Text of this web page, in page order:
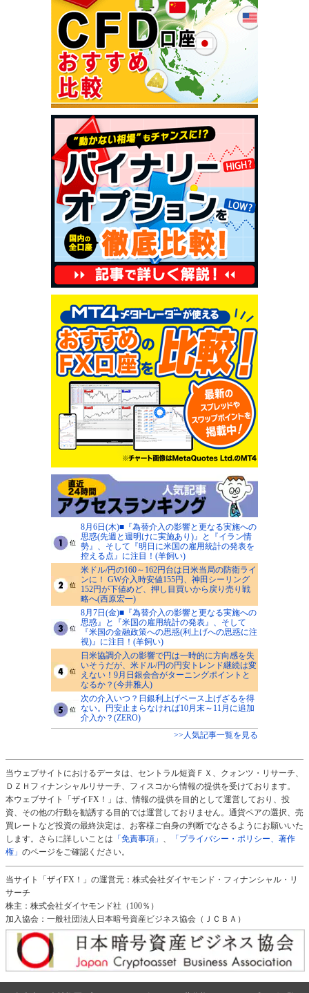
8月6日(木)■『為替介入の影響と更なる実施への
思惑(先週と週明けに実施あり)』と『イラン情
勢』、そして『明日に米国の雇用統計の発表を
控える点』に注目！(羊飼い)
米ドル/円の160～162円台は日米当局の防衛ライ
ンに！ GW介入時安値155円、神田シーリング
152円が下値めど、押し目買いから戻り売り戦
略へ(西原宏一)
8月7日(金)■『為替介入の影響と更なる実施への
思惑』と『米国の雇用統計の発表』、そして
『米国の金融政策への思惑(利上げへの思惑に注
視)』に注目！(羊飼い)
日米協調介入の影響で円は一時的に方向感を失
いそうだが、米ドル/円の円安トレンド継続は変
えない！9月日銀会合がターニングポイントと
なるか？(今井雅人)
次の介入いつ？日銀利上げペース上げざるを得
ない。円安止まらなければ10月末～11月に追加
介入か？(ZERO)
>>人気記事一覧を見る
当ウェブサイトにおけるデータは、セントラル短資ＦＸ、クォンツ・リサーチ、
ＤＺＨフィナンシャルリサーチ、フィスコから情報の提供を受けております。
本ウェブサイト「ザイFX！」は、情報の提供を目的として運営しており、投
資、その他の行動を勧誘する目的では運営しておりません。通貨ペアの選択、売
買レートなど投資の最終決定は、お客様ご自身の判断でなさるようにお願いいた
します。さらに詳しいことは 「免責事項」 、
「プライバシー・ポリシー、著作
権」 のページをご確認ください。
当サイト「ザイFX！」の運営元：株式会社ダイヤモンド・フィナンシャル・リ
サーチ
株主：株式会社ダイヤモンド社（100％）
加入協会：一般社団法人日本暗号資産ビジネス協会（ＪＣＢＡ）